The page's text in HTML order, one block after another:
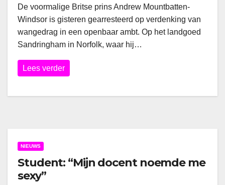
De voormalige Britse prins Andrew Mountbatten-
Windsor is gisteren gearresteerd op verdenking van
wangedrag in een openbaar ambt. Op het landgoed
Sandringham in Norfolk, waar hij…
Lees verder
NIEUWS
Student: “Mijn docent noemde me
sexy”